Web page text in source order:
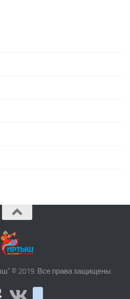
© 2019. Все права защищены.